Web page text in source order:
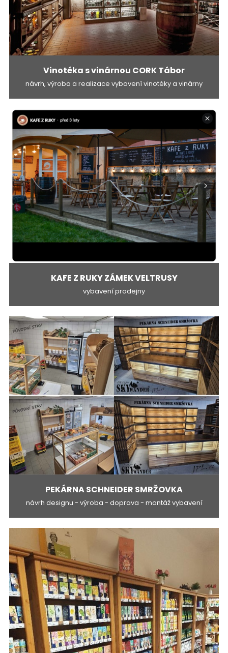
Vinotéka s vinárnou CORK Tábor
návrh, výroba a realizace vybavení vinotéky a vinárny
KAFE Z RUKY ZÁMEK VELTRUSY
vybavení prodejny
PEKÁRNA SCHNEIDER SMRŽOVKA
návrh designu - výroba - doprava - montáž vybavení